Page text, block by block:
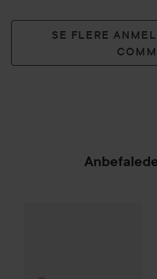
SE FLERE
Smooth